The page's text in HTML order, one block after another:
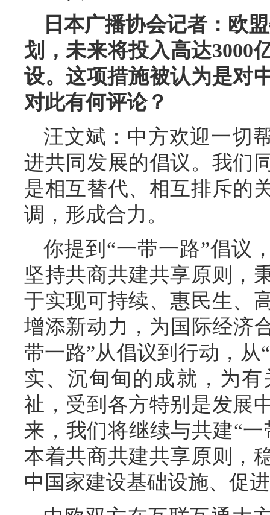
日本广播协会记者：欧
划，未来将投入高达3000
设。这项措施被认为是对
对此有何评论？
汪文斌：中方欢迎一切
进共同发展的倡议。我们
是相互替代、相互排斥的
调，形成合力。
你提到“一带一路”倡议
坚持共商共建共享原则，
于实现可持续、惠民生、
增添新动力，为国际经济
带一路”从倡议到行动，从
实、沉甸甸的成就，为
祉，受到各方特别是发展
来，我们将继续与共建“
本着共商共建共享原则，
中国家建设基础设施、促